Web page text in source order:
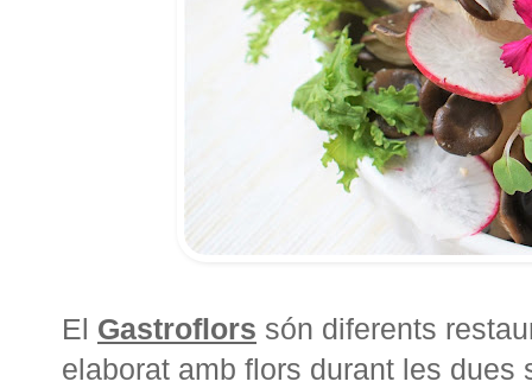
El Gastroflors són diferents
elaborat amb flors durant les dues